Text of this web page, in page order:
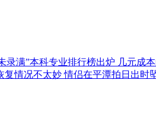
录满”本科专业排行榜出炉 几元成
复情况不太妙情侣在平潭拍日出时